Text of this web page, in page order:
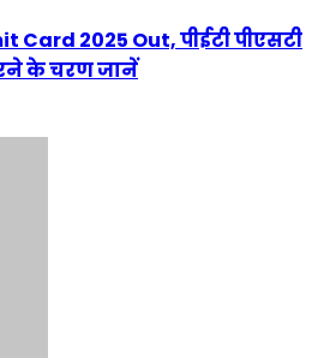
Card 2025 Out, पीईटी पीएसटी
के चरण जानें